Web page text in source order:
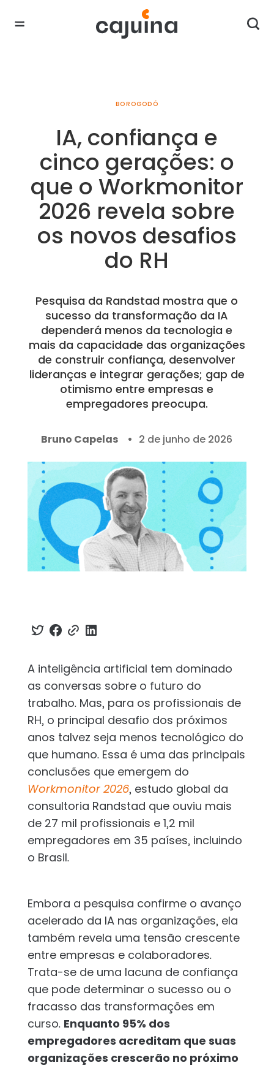
BOROGODÓ
IA, confiança e
cinco gerações: o
que o Workmonitor
2026 revela sobre
os novos desafios
do RH
Pesquisa da Randstad mostra que o
sucesso da transformação da IA
dependerá menos da tecnologia e
mais da capacidade das organizações
de construir confiança, desenvolver
lideranças e integrar gerações; gap de
otimismo entre empresas e
empregadores preocupa.
Bruno Capelas 2 de junho de 2026
A inteligência artificial tem dominado
as conversas sobre o futuro do
trabalho. Mas, para os profissionais de
RH, o principal desafio dos próximos
anos talvez seja menos tecnológico do
que humano. Essa é uma das principais
conclusões que emergem do
Workmonitor 2026, estudo global da
consultoria Randstad que ouviu mais
de 27 mil profissionais e 1,2 mil
empregadores em 35 países, incluindo
o Brasil.
Embora a pesquisa confirme o avanço
acelerado da IA nas organizações, ela
também revela uma tensão crescente
entre empresas e colaboradores.
Trata-se de uma lacuna de confiança
que pode determinar o sucesso ou o
fracasso das transformações em
curso. Enquanto 95% dos
empregadores acreditam que suas
organizações crescerão no próximo